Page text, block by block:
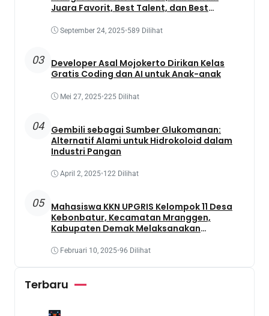
Juara Favorit, Best Talent, dan Best
September 24, 2025•589 Dilihat
03
Developer Asal Mojokerto Dirikan Kelas
Gratis Coding dan AI untuk Anak-anak
Mei 27, 2025•225 Dilihat
04
Gembili sebagai Sumber Glukomanan:
Alternatif Alami untuk Hidrokoloid dalam
Industri Pangan
April 2, 2025•122 Dilihat
05
Mahasiswa KKN UPGRIS Kelompok 11 Desa
Kebonbatur, Kecamatan Mranggen,
Kabupaten Demak Melaksanakan
Memanfaatkan Lahan Yang Terbengkalai
Februari 10, 2025•96 Dilihat
Terbaru